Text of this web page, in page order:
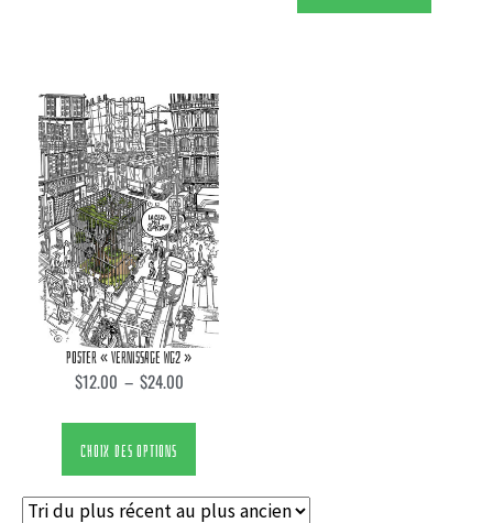
POSTER « VERNISSAGE WG2 »
$12.00 – $24.00
CHOIX DES OPTIONS